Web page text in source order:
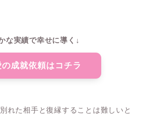
な実績で幸せに導く↓
成就依頼はコチラ
れた相手と復縁することは難しいと